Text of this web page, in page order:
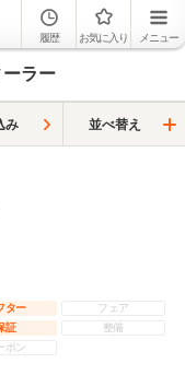
履歴 お気に入り メニュー
ラー
み 並べ替え
ター
フェア
証
整備
ポン